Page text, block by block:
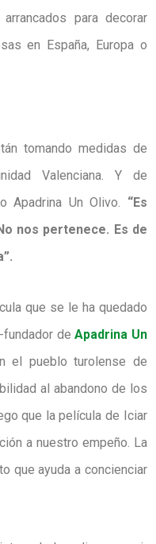
para decorar
en España, Europa o
tomando medidas de
Valenciana. Y de
Apadrina Un Olivo. “Es
nos pertenece. Es de
que se le ha quedado
fundador deApadrina Un
el pueblo turolense de
al abandono de los
que la película de Iciar
a nuestro empeño. La
que ayuda a concienciar